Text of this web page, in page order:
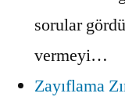
sorular
vermeyi…
Zayıflama